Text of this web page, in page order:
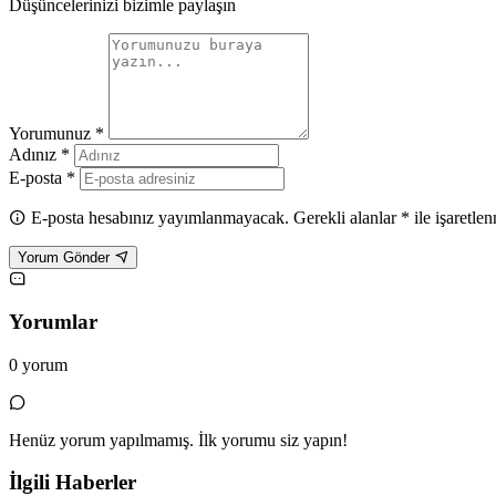
Düşüncelerinizi bizimle paylaşın
Yorumunuz *
Adınız *
E-posta *
E-posta hesabınız yayımlanmayacak. Gerekli alanlar * ile
Yorum Gönder
Yorumlar
0 yorum
Henüz yorum yapılmamış. İlk yorumu siz yapın!
İlgili Haberler